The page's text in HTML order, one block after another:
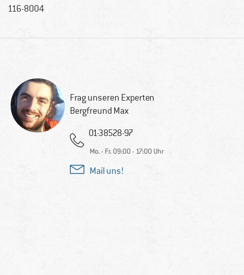
116-8004
Frag unseren Experten
Bergfreund Max
01-38528-97
Mo. - Fr. 09:00 - 17:00 Uhr
Mail uns!